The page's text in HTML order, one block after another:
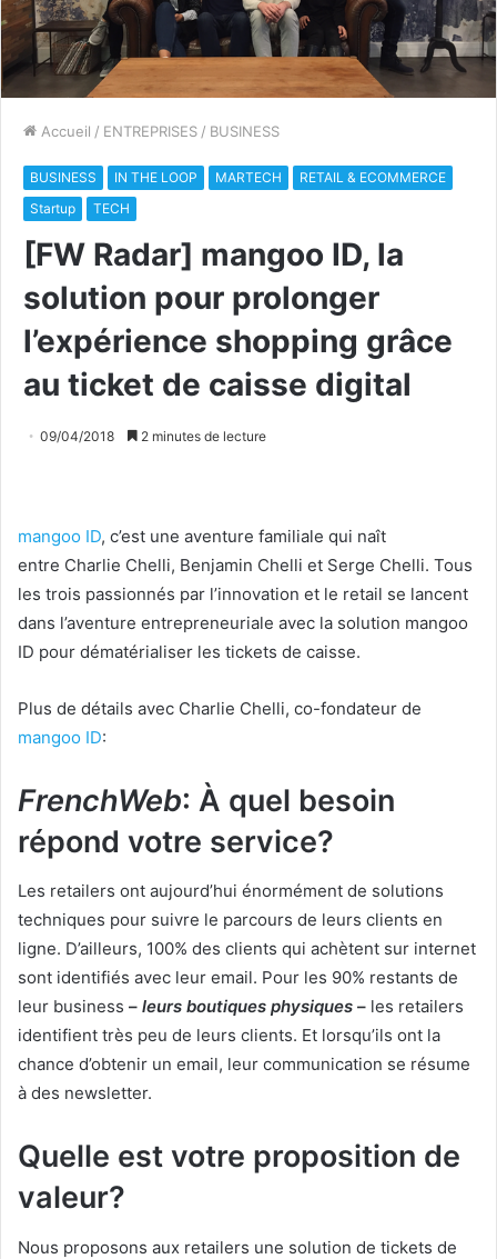
Accueil / ENTREPRISES / BUSINESS
BUSINESS IN THE LOOP MARTECH
RETAIL & ECOMMERCE
Startup
TECH
[FW Radar] mangoo ID, la
solution pour prolonger
l’expérience shopping grâce
au ticket de caisse digital
09/04/2018 2 minutes de lecture
mangoo ID, c’est une aventure familiale qui naît
entre Charlie Chelli, Benjamin Chelli et Serge Chelli. Tous
les trois passionnés par l’innovation et le retail se lancent
dans l’aventure entrepreneuriale avec la solution mangoo
ID pour dématérialiser les tickets de caisse.
Plus de détails avec Charlie Chelli, co-fondateur de
mangoo ID:
FrenchWeb: À quel besoin
répond votre service?
Les retailers ont aujourd’hui énormément de solutions
techniques pour suivre le parcours de leurs clients en
ligne. D’ailleurs, 100% des clients qui achètent sur internet
sont identifiés avec leur email. Pour les 90% restants de
leur business – leurs boutiques physiques – les retailers
identifient très peu de leurs clients. Et lorsqu’ils ont la
chance d’obtenir un email, leur communication se résume
à des newsletter.
Quelle est votre proposition de
valeur?
Nous proposons aux retailers une solution de tickets de